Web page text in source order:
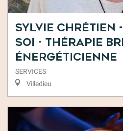
Sylvie Chrétien
Soi - Thérapie
énergéticienne
SERVICES
Villedieu